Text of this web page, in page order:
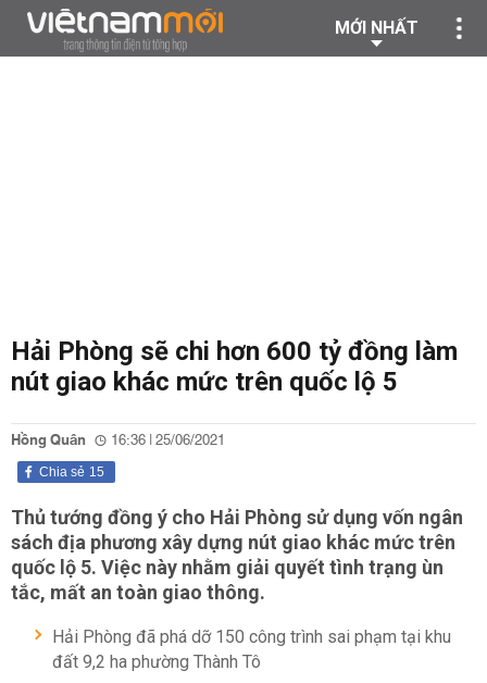
MỚI NHẤT
Hải Phòng sẽ chi hơn 600 tỷ đồng làm
nút giao khác mức trên quốc lộ 5
Hồng Quân 16:36 | 25/06/2021
15
Chia sẻ
Thủ tướng đồng ý cho Hải Phòng sử dụng vốn ngân
sách địa phương xây dựng nút giao khác mức trên
quốc lộ 5. Việc này nhằm giải quyết tình trạng ùn
tắc, mất an toàn giao thông.
Hải Phòng đã phá dỡ 150 công trình sai phạm tại khu
đất 9,2 ha phường Thành Tô